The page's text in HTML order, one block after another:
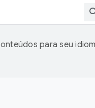
para seu